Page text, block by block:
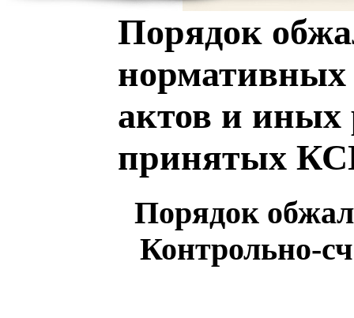
Порядок
актов и
принятых
Порядок
Контрольно-